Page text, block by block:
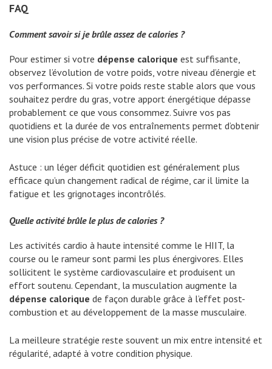
FAQ
Comment savoir si je brûle assez de calories ?
Pour estimer si votre dépense calorique est suffisante,
observez l’évolution de votre poids, votre niveau d’énergie et
vos performances. Si votre poids reste stable alors que vous
souhaitez perdre du gras, votre apport énergétique dépasse
probablement ce que vous consommez. Suivre vos pas
quotidiens et la durée de vos entraînements permet d’obtenir
une vision plus précise de votre activité réelle.
Astuce : un léger déficit quotidien est généralement plus
efficace qu’un changement radical de régime, car il limite la
fatigue et les grignotages incontrôlés.
Quelle activité brûle le plus de calories ?
Les activités cardio à haute intensité comme le HIIT, la
course ou le rameur sont parmi les plus énergivores. Elles
sollicitent le système cardiovasculaire et produisent un
effort soutenu. Cependant, la musculation augmente la
dépense calorique de façon durable grâce à l’effet post-
combustion et au développement de la masse musculaire.
La meilleure stratégie reste souvent un mix entre intensité et
régularité, adapté à votre condition physique.